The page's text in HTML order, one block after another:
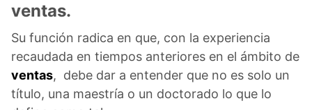
ventas.
Su función radica en que, con la experiencia
recaudada en tiempos anteriores en el ámbito de
ventas, debe dar a entender que no es solo un
título, una maestría o un doctorado lo que lo